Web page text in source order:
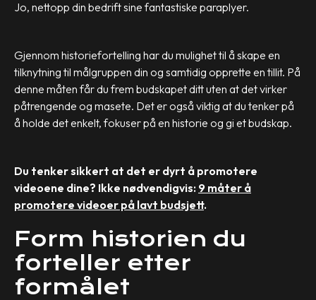
Jo, nettopp din bedrift sine fantastiske paraplyer.
Gjennom historiefortelling har du mulighet til å skape en
tilknytning til målgruppen din og samtidig opprette en tillit. På
denne måten får du frem budskapet ditt uten at det virker
påtrengende og masete. Det er også viktig at du tenker på
å holde det enkelt, fokuser på en historie og gi et budskap.
Du tenker sikkert at det er dyrt å promotere
videoene dine? Ikke nødvendigvis: 9 måter å
promotere videoer på lavt budsjett.
Form historien du
forteller etter
formålet